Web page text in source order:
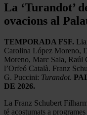
La ‘Turandot’
ovacions al
TEMPORADA FSF.
Carolina López Moreno,
Moreno, Marc Sala, Raúl
l’Orfeó Català. Franz
G. Puccini: Turandot.
DE 2026.
La Franz Schubert
té acostumats a